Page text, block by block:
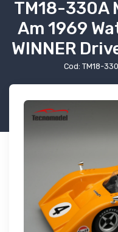
TM18-330A
Am 1969
WINNER
Cod: TM18-